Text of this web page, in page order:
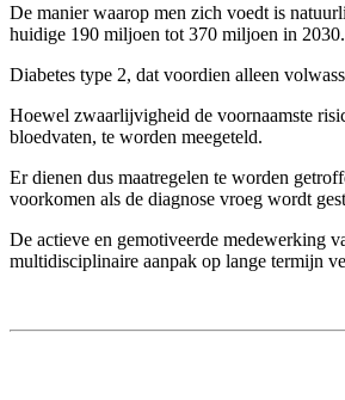
De manier waarop men zich voedt is
huidige 190 miljoen tot 370 miljoen in 2030.
Diabetes type 2, dat voordien alleen
Hoewel zwaarlijvigheid de voornaamste
bloedvaten, te worden meegeteld.
Er dienen dus maatregelen te worden
voorkomen als de diagnose vroeg wordt
De actieve en gemotiveerde medewerking
multidisciplinaire aanpak op lange termijn